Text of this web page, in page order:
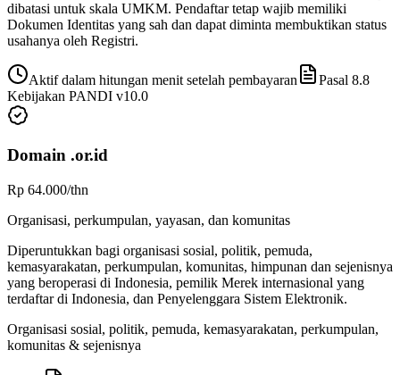
dibatasi untuk skala UMKM. Pendaftar tetap wajib memiliki
Dokumen Identitas yang sah dan dapat diminta membuktikan status
usahanya oleh Registri.
Aktif dalam hitungan menit setelah pembayaran
Pasal 8.8
Kebijakan PANDI v10.0
Domain .or.id
Rp 64.000/thn
Organisasi, perkumpulan, yayasan, dan komunitas
Diperuntukkan bagi organisasi sosial, politik, pemuda,
kemasyarakatan, perkumpulan, komunitas, himpunan dan sejenisnya
yang beroperasi di Indonesia, pemilik Merek internasional yang
terdaftar di Indonesia, dan Penyelenggara Sistem Elektronik.
Organisasi sosial, politik, pemuda, kemasyarakatan, perkumpulan,
komunitas & sejenisnya